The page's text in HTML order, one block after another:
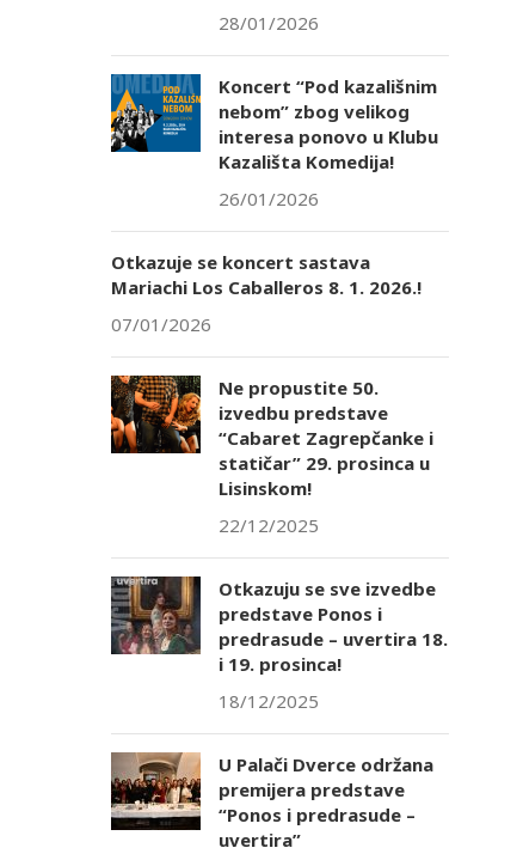
28/01/2026
Koncert “Pod kazališnim
nebom” zbog velikog
interesa ponovo u Klubu
Kazališta Komedija!
26/01/2026
Otkazuje se koncert sastava
Mariachi Los Caballeros 8. 1. 2026.!
07/01/2026
Ne propustite 50.
izvedbu predstave
“Cabaret Zagrepčanke i
statičar” 29. prosinca u
Lisinskom!
22/12/2025
Otkazuju se sve izvedbe
predstave Ponos i
predrasude – uvertira 18.
i 19. prosinca!
18/12/2025
U Palači Dverce održana
premijera predstave
“Ponos i predrasude –
uvertira”